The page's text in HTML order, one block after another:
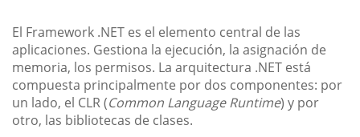
El Framework .NET es el elemento central de las
aplicaciones. Gestiona la ejecución, la asignación de
memoria, los permisos. La arquitectura .NET está
compuesta principalmente por dos componentes: por
un lado, el CLR (Common Language Runtime) y por
otro, las bibliotecas de clases.